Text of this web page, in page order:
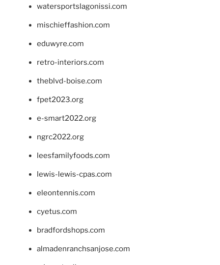
watersportslagonissi.com
mischieffashion.com
eduwyre.com
retro-interiors.com
theblvd-boise.com
fpet2023.org
e-smart2022.org
ngrc2022.org
leesfamilyfoods.com
lewis-lewis-cpas.com
eleontennis.com
cyetus.com
bradfordshops.com
almadenranchsanjose.com